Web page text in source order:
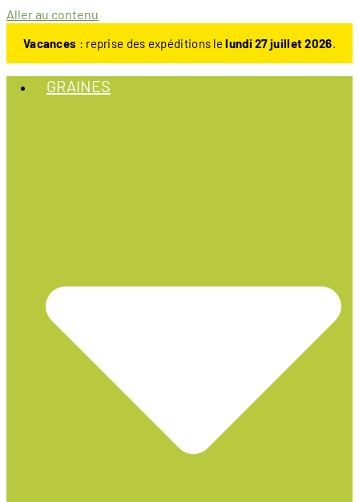
Aller au contenu
Vacances : reprise des expéditions lelundi 27 juillet 2026.
GRAINES